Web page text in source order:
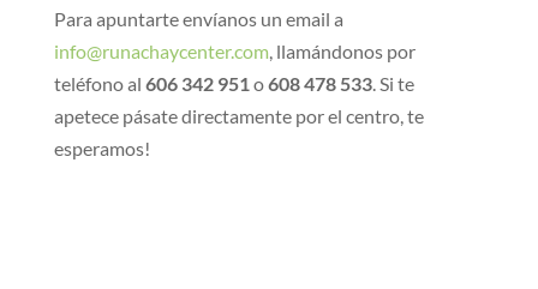
Para apuntarte envíanos un email a
info@runachaycenter.com, llamándonos por
teléfono al 606 342 951o608 478 533. Si te
apetece pásate directamente por el centro, te
esperamos!